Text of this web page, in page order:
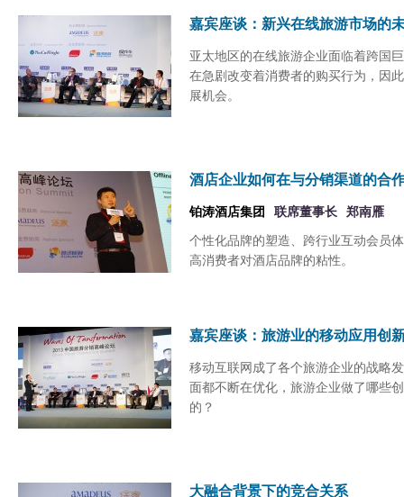
嘉宾座谈：新兴在线旅游市场的
亚太地区的在线旅游企业面临着跨国
在急剧改变着消费者的购买行为，因
展机会。
酒店企业如何在与分销渠道的合
铂涛酒店集团 联席董事长
郑南雁
个性化品牌的塑造、跨行业互动会员
高消费者对酒店品牌的粘性。
嘉宾座谈：旅游业的移动应用创
移动互联网成了各个旅游企业的战略
面都不断在优化，旅游企业做了哪些
的？
大融合背景下的竞合关系